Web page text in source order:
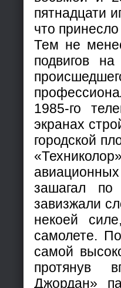
пятнадцати
что
Тем не
подвигов
1985-го
экранах
городской
зашагал по
завизжали
некоей
самолете.
самой
протянув
Джордан»